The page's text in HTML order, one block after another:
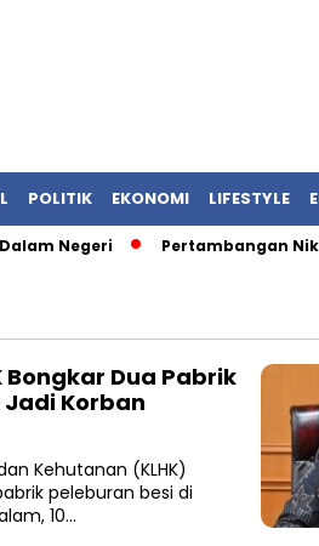
POLITIK EKONOMI LIFESTYLE
Negeri Pertambangan Nikel
Bongkar Dua Pabrik
Korban
Kehutanan (KLHK)
peleburan besi di
10…